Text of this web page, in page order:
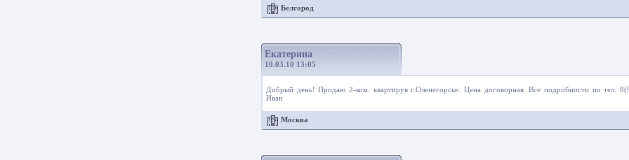
Белгород
Екатерина
10.03.10 13:05
Добрый день! Продаю 2-ком. квартирув г.Оленегорске. Цена договорная. Все подробности по тел.
Иван
Москва